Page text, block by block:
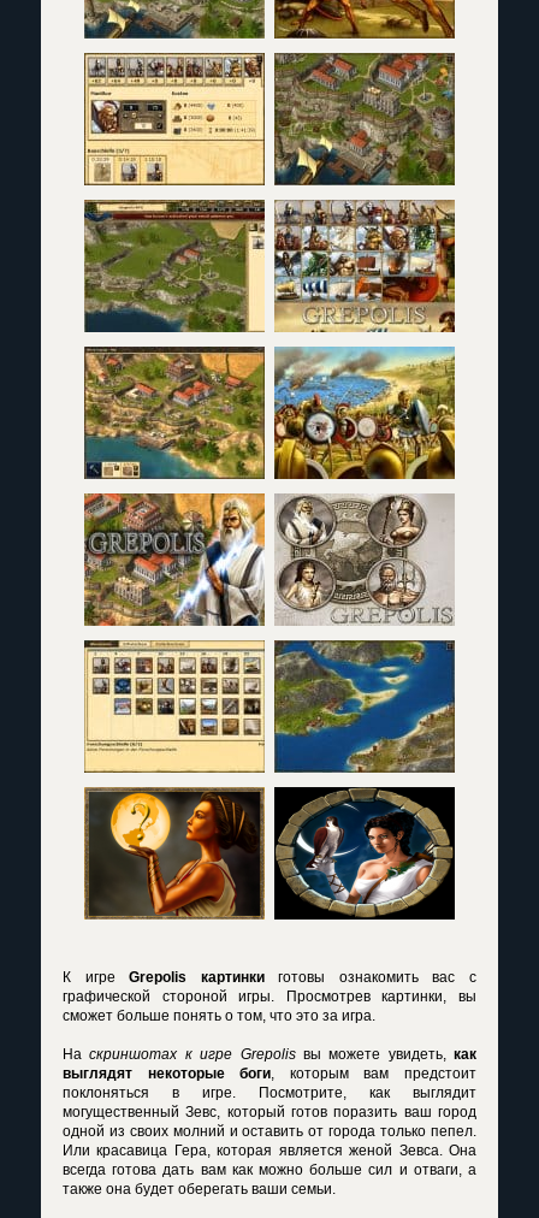
К игреGrepolis картинкиготовы ознакомить вас с
графической стороной игры. Просмотрев картинки, вы
сможет больше понять о том, что это за игра.
Наскриншотах к игре Grepolisвы можете увидеть, как
выглядят некоторые боги, которым вам предстоит
поклоняться в игре. Посмотрите, как выглядит
могущественный Зевс, который готов поразить ваш город
одной из своих молний и оставить от города только пепел.
Или красавица Гера, которая является женой Зевса. Она
всегда готова дать вам как можно больше сил и отваги, а
также она будет оберегать ваши семьи.